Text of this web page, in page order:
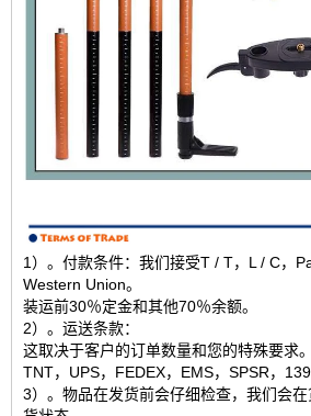
1）。付款条件：我们接受T / T，L / C，
Western Union。
装运前30％定金和其他70％余额。
2）。运送条款：
这取决于客户的订单数量和您的特殊要求
TNT，UPS，FEDEX，EMS，SPSR，
3）。物品在发货前会仔细检查，我们会